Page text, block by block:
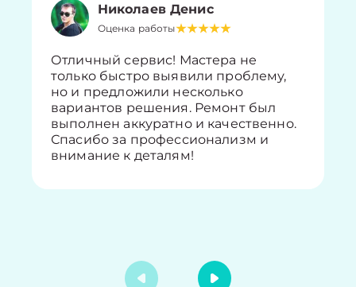
Николаев Денис
Оценка работы
Отличный сервис! Мастера не
только быстро выявили проблему,
но и предложили несколько
вариантов решения. Ремонт был
выполнен аккуратно и качественно.
Спасибо за профессионализм и
внимание к деталям!